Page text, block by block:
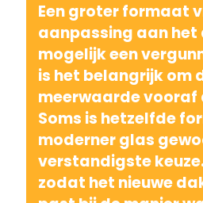
Een groter formaat
aanpassing aan het
mogelijk een
is het belangrijk om
meerwaarde vooraf
Soms is hetzelfde
moderner glas
verstandigste
zodat het nieuwe